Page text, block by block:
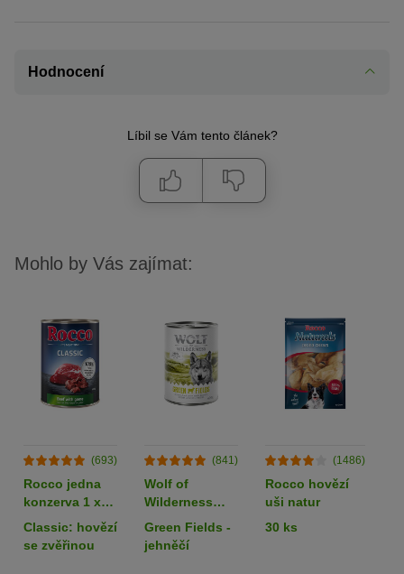
Hodnocení
Líbil se Vám tento článek?
Mohlo by Vás zajímat:
(693)
Rocco jedna
konzerva 1 x
400 g
Classic: hovězí
se zvěřinou
(841)
Wolf of
Wilderness
Adult 6 x 400 g
- single protein
Green Fields -
jehněčí
(1486)
Rocco hovězí
uši natur
30 ks